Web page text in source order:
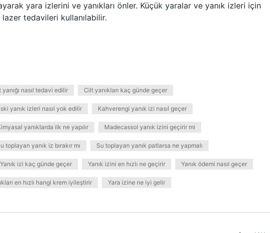
yara izlerini ve yanıkları önler. Küçük yaralar ve yanık izleri için
tedavileri kullanılabilir.
yanığı nasıl tedavi edilir Cilt yanıkları kaç günde geçer
yanık izleri nasıl yok edilir Kahverengi yanık izi nasıl geçer
yanıklarda ilk ne yapılır Madecassol yanık izini geçirir mi
toplayan yanık iz bırakır mı Su toplayan yanık patlarsa ne yapmalı
Yanık izi kaç günde geçer Yanık izini en hızlı ne geçirir Yanık ödemi nasıl geçer
en hızlı hangi krem iyileştirir Yara izine ne iyi gelir